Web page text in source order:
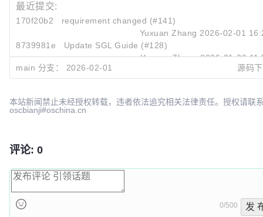
最近提交:
170f20b2
requirement changed (#141)
Yuxuan Zhang 2026-02-01
8739981e
Update SGL Guide (#128)
Yuxuan Zhang 2026-01-20
f42f909a
Merge pull request #127 from zRzRzRzRzRzRzR/
main 分支： 2026-02-01 源码
本站新闻禁止未经授权转载，违者依法追究相关法律责任。授权请联
oscbianji#oschina.cn
评论: 0
0/500 发